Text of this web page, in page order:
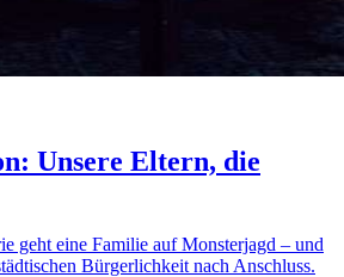
Unsere Eltern, die
geht eine Familie auf Monsterjagd – und
Bürgerlichkeit nach Anschluss.